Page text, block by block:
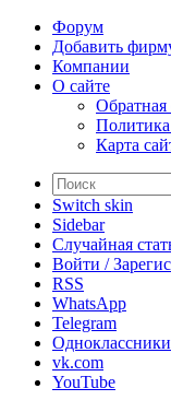
Форум
Добавить
Компании
О сайте
Обратная
Карта
Switch skin
Sidebar
Случайная
Войти /
RSS
WhatsApp
Telegram
Одноклассники
vk.com
YouTube